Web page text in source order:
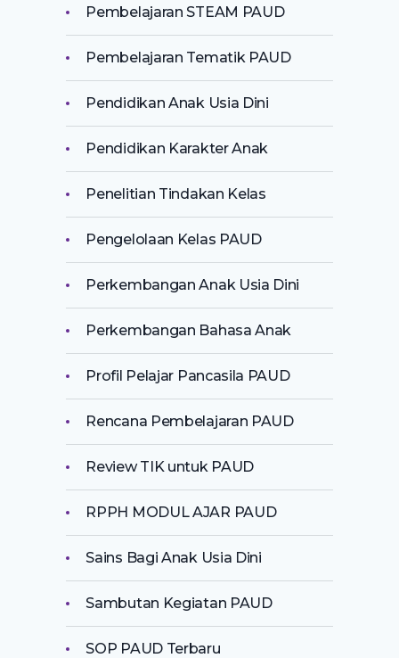
Pembelajaran STEAM PAUD
Pembelajaran Tematik PAUD
Pendidikan Anak Usia Dini
Pendidikan Karakter Anak
Penelitian Tindakan Kelas
Pengelolaan Kelas PAUD
Perkembangan Anak Usia Dini
Perkembangan Bahasa Anak
Profil Pelajar Pancasila PAUD
Rencana Pembelajaran PAUD
Review TIK untuk PAUD
RPPH MODUL AJAR PAUD
Sains Bagi Anak Usia Dini
Sambutan Kegiatan PAUD
SOP PAUD Terbaru